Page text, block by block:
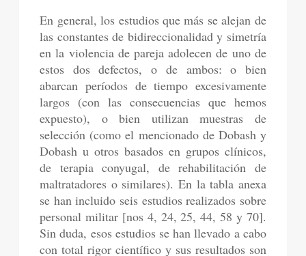
En general, los estudios que más se alejan de
las constantes de bidireccionalidad y simetría
en la violencia de pareja adolecen de uno de
estos dos defectos, o de ambos: o bien
abarcan períodos de tiempo excesivamente
largos (con las consecuencias que hemos
expuesto), o bien utilizan muestras de
selección (como el mencionado de Dobash y
Dobash u otros basados en grupos clínicos,
de terapia conyugal, de rehabilitación de
maltratadores o similares). En la tabla anexa
se han incluido seis estudios realizados sobre
personal militar [nos 4, 24, 25, 44, 58 y 70].
Sin duda, esos estudios se han llevado a cabo
con total rigor científico y sus resultados son